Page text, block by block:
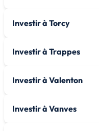
Investir à Torcy
Investir à Trappes
Investir à Valenton
Investir à Vanves